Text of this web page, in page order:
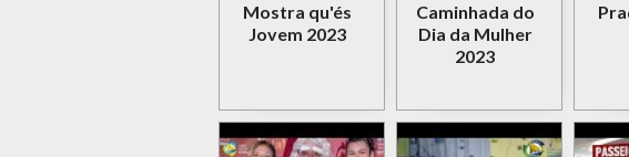
Mostra qu'és
Jovem 2023
Caminhada do
Dia da Mulher
2023